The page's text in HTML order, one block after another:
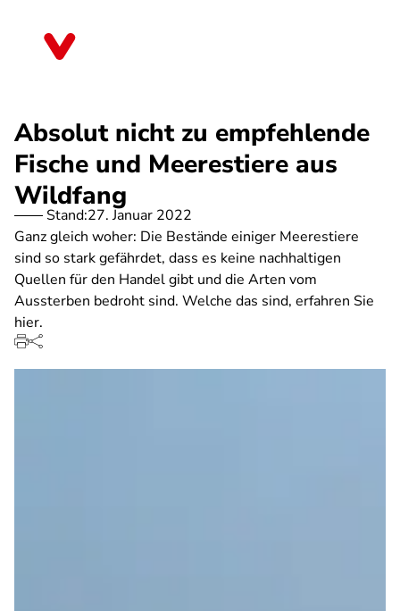
Absolut nicht zu empfehlende
Fische und Meerestiere aus
Wildfang
Stand:27. Januar 2022
Ganz gleich woher: Die Bestände einiger Meerestiere
sind so stark gefährdet, dass es keine nachhaltigen
Quellen für den Handel gibt und die Arten vom
Aussterben bedroht sind. Welche das sind, erfahren Sie
hier.